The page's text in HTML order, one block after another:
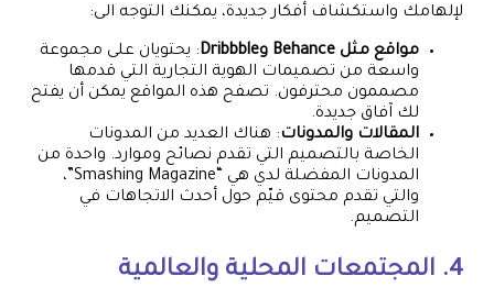
لإلهامك واستكشاف أفكار جديدة، يمكنك التوجه الى:
مواقع مثل Behance وDribbble
: يحتويان على مجموعة
واسعة من تصميمات الهوية التجارية التي قدمها
مصممون محترفون. تصفح هذه المواقع يمكن أن يفتح
لك آفاق جديدة.
المقالات والمدونات: هناك العديد من المدونات
الخاصة بالتصميم التي تقدم نصائح وموارد. واحدة من
المدونات المفضلة لدي هي “Smashing Magazine”،
والتي تقدم محتوى قيّم حول أحدث الاتجاهات في
التصميم.
4. المجتمعات المحلية والعالمية